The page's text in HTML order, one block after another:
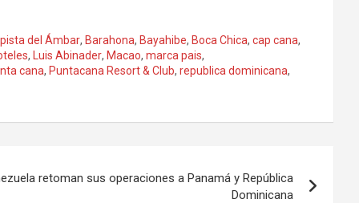
del Ámbar, Barahona, Bayahibe, Boca Chica, cap cana,
, Luis Abinader, Macao, marca pais,
cana, Puntacana Resort & Club, republica dominicana,
retoman sus operaciones a Panamá y República
Dominicana